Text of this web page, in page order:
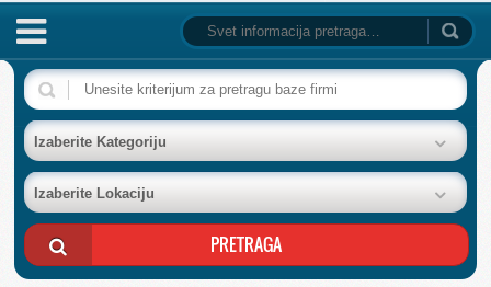
NASLOVNA
BAZA FIRMI
POSLOVNI OGLASI
AKCIJE I KATALOZI
Izaberite Kategoriju
Izaberite Lokaciju